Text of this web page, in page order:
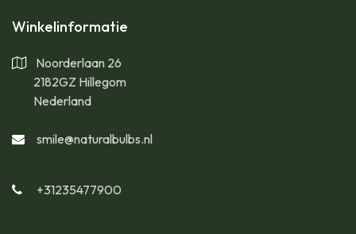
Winkelinformatie
Noorderlaan 26
2182GZ Hillegom
Nederland
smile@naturalbulbs.nl
+31235477900